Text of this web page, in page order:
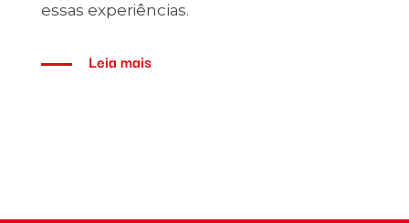
essas experiências.
Leia mais